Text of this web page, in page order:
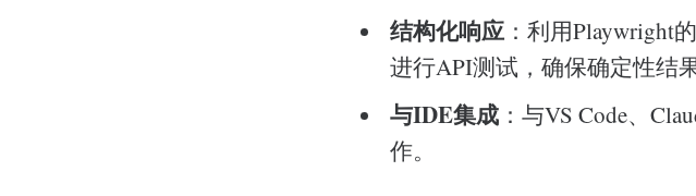
结构化响应 ：利用Playwright
进行API测试，确保确定性结果
与IDE集成 ：与VS Code、
作。